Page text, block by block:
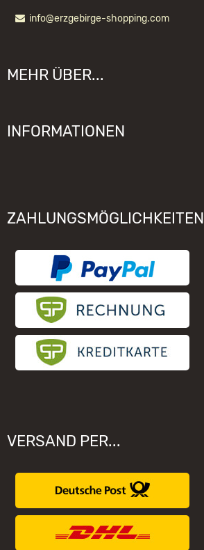
info@erzgebirge-shopping.com
MEHR ÜBER...
Lieferzeit
Widerrufsrecht
INFORMATIONEN
Schwibbogen funktioniert nicht
Unsere Hersteller
ZAHLUNGSMÖGLICHKEITEN
VERSAND PER...